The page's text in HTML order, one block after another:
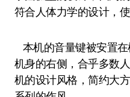
符合人体力学的设计，
本机的音量键被安置
机身的右侧，合乎多数
机的设计风格，简约大